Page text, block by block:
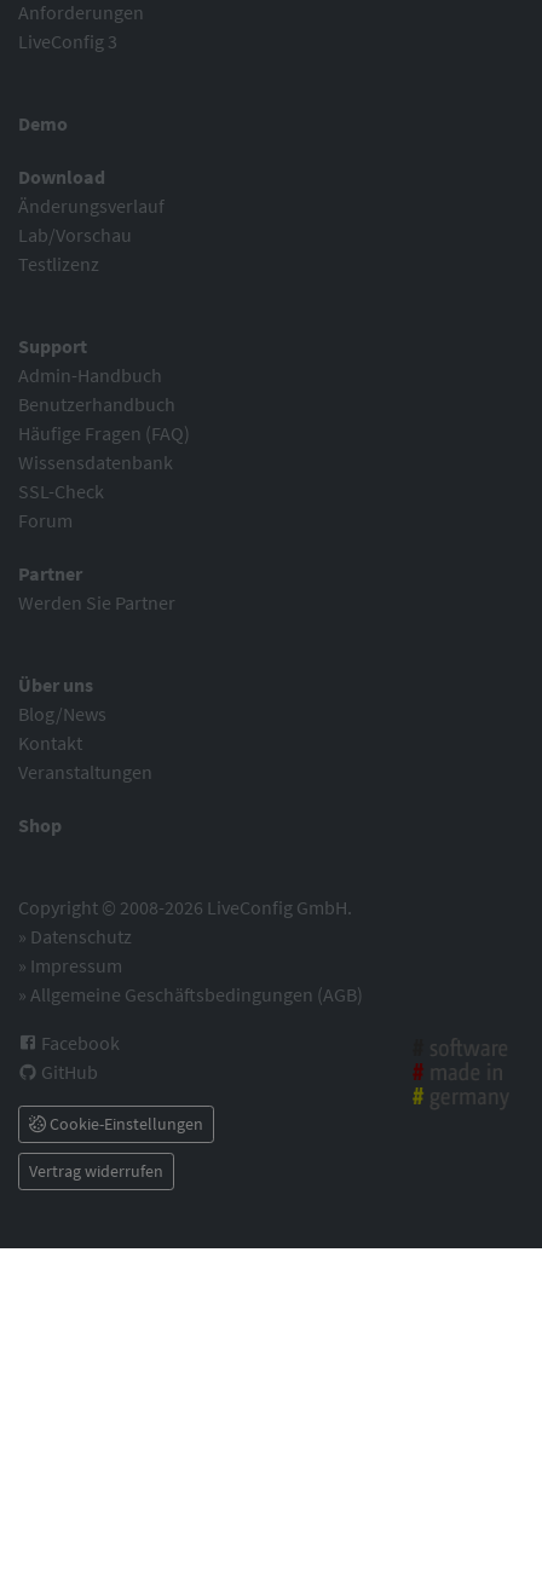
Anforderungen
LiveConfig 3
Demo
Download
Änderungsverlauf
Lab/Vorschau
Testlizenz
Support
Admin-Handbuch
Benutzerhandbuch
Häufige Fragen (FAQ)
Wissensdatenbank
SSL-Check
Forum
Partner
Werden Sie Partner
Über uns
Blog/News
Kontakt
Veranstaltungen
Shop
Copyright © 2008-2026 LiveConfig GmbH.
» Datenschutz
» Impressum
» Allgemeine Geschäftsbedingungen (AGB)
Facebook
GitHub
Cookie-Einstellungen
Vertrag widerrufen